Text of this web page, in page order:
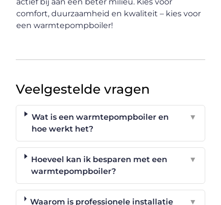
comfort, duurzaamheid en kwaliteit – kies voor
een warmtepompboiler!
Veelgestelde vragen
Wat is een warmtepompboiler en
hoe werkt het?
▼
Hoeveel kan ik besparen met een
warmtepompboiler?
▼
Waarom is professionele installatie
▼